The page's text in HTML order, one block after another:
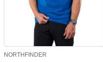
NORTHFINDER